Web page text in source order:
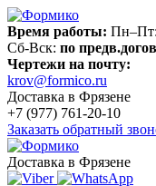
Время работы:
Сб-Вск: по
Чертежи на почту:
krov@formico.ru
Доставка в Фрязене
+7 (977) 761-20-10
Заказать обратный
Доставка в Фрязене